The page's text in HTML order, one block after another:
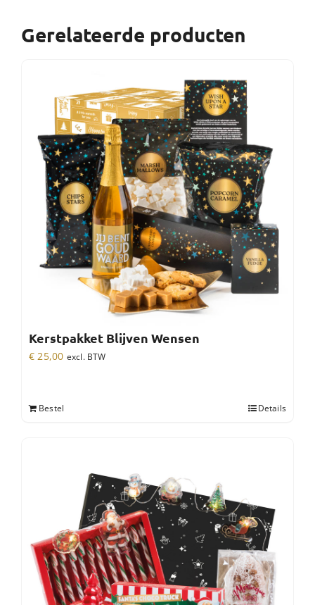
Gerelateerde producten
Kerstpakket Blijven Wensen
€ 25,00 excl. BTW
Bestel Details